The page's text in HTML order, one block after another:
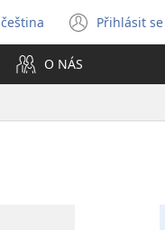
Vybrat
jazyk
čeština Přihlásit se
(otevřeno
nové
O NÁS